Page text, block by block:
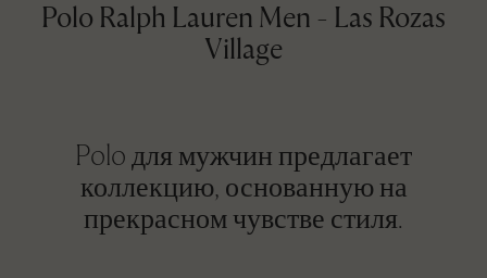
Polo Ralph Lauren Men - Las Rozas
Village
Polo для мужчин предлагает
коллекцию, основанную на
прекрасном чувстве стиля.